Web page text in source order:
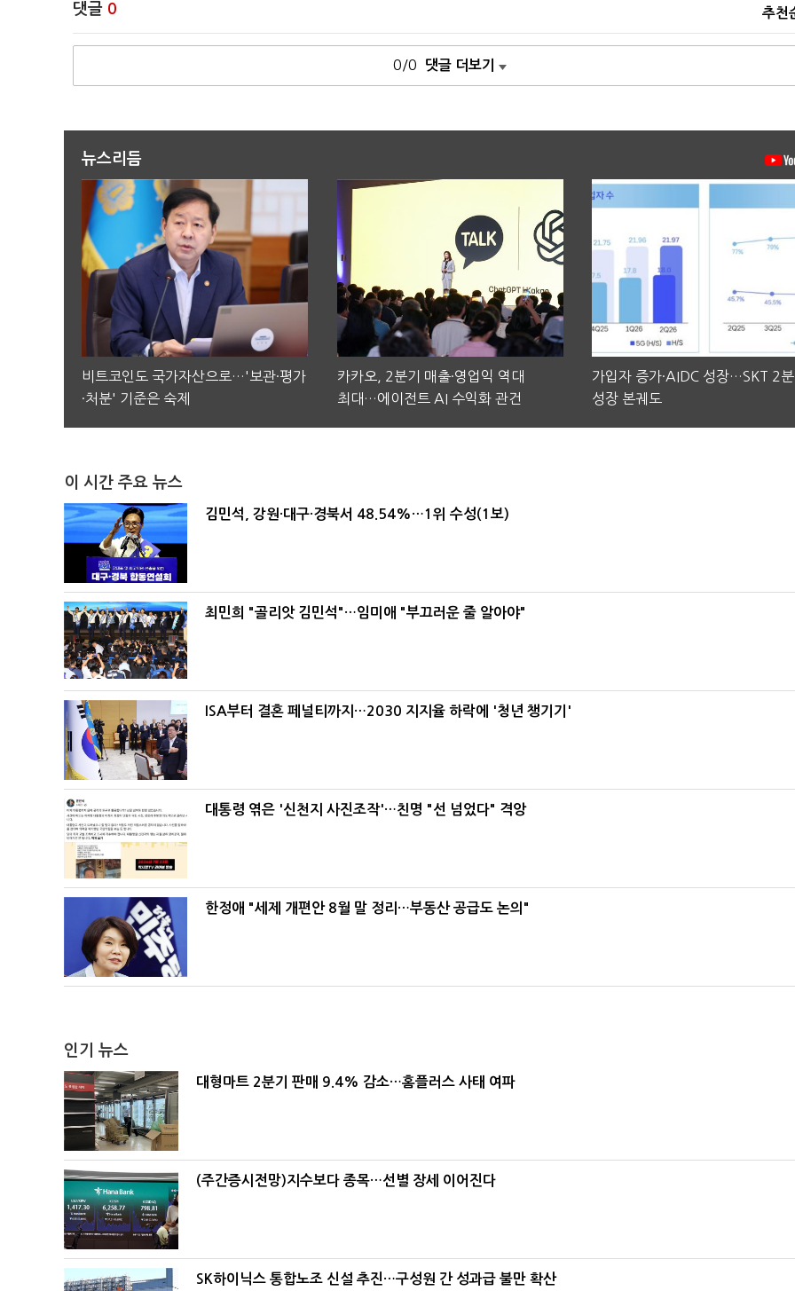
댓글 0 추천
0/0 댓글 더보기
뉴스리듬
비트코인도 국가자산으로…'보관·평가
·처분' 기준은 숙제
카카오, 2분기 매출·영업익 역대
최대…에이전트 AI 수익화 관건
가입자 증가·AIDC 성장…SKT 2
성장 본궤도
이 시간 주요 뉴스
김민석, 강원·대구·경북서 48.54%…1위 수성(1보)
최민희 "골리앗 김민석"…임미애 "부끄러운 줄 알아야"
ISA부터 결혼 페널티까지…2030 지지율 하락에 '청년 챙기기'
대통령 엮은 '신천지 사진조작'…친명 "선 넘었다" 격앙
한정애 "세제 개편안 8월 말 정리…부동산 공급도 논의"
인기 뉴스
대형마트 2분기 판매 9.4% 감소…홈플러스 사태 여파
(주간증시전망)지수보다 종목…선별 장세 이어진다
SK하이닉스 통합노조 신설 추진…구성원 간 성과급 불만 확산